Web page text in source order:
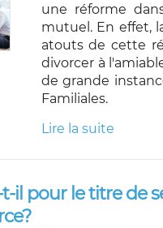
une réforme
mutuel. En effet,
atouts de cette
divorcer à
de grande
Familiales.
Lire la suite
t-il pour le titre de